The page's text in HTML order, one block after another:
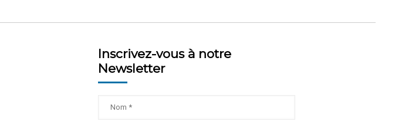
Inscrivez-vous à notre
Newsletter